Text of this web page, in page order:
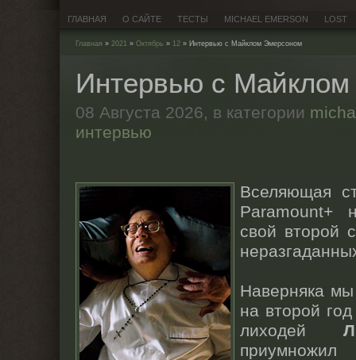
ГЛАВНАЯ О САЙТЕ ТЕСТЫ MICHAEL EMERSON LOST
Главная » 2021 » Октябрь » 12 » Интервью с Майклом Эмерсоном
Интервью с
08 Августа 2026, в категории
интервью
Вселяющая
Paramount+
свой второй
Наверняка
на второй
лиходей
приумножил